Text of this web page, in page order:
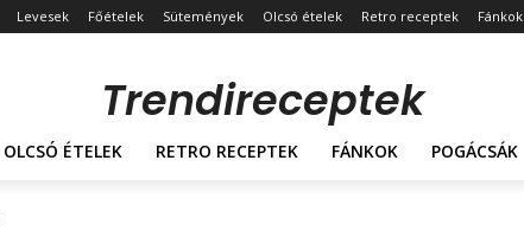
Levesek Főételek Sütemények Olcsó ételek Retro receptek Fánkok
Trendireceptek
OLCSÓ ÉTELEK RETRO RECEPTEK FÁNKOK POGÁCSÁK